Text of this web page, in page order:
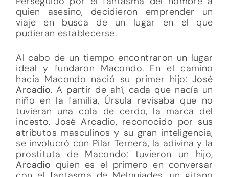
quien asesino, decidieron emprender un
viaje en busca de un lugar en el que
pudieran establecerse.
Al cabo de un tiempo encontraron un lugar
ideal y fundaron Macondo. En el camino
hacia Macondo nació su primer hijo:José
Arcadio. A partir de ahí, cada que nacía un
niño en la familia, Úrsula revisaba que no
tuvieran una cola de cerdo, la marca del
incesto. José Arcadio, reconocido por sus
atributos masculinos y su gran inteligencia,
se involucró con Pilar Ternera, la adivina y la
prostituta de Macondo; tuvieron un hijo,
Arcadio quien es el primero en conversar